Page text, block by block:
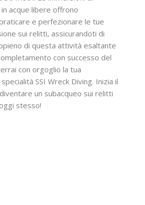
acque libere offrono
e perfezionare le tue
sui relitti, assicurandoti di
di questa attività esaltante
con successo del
con orgoglio la tua
SSI Wreck Diving. Inizia il
un subacqueo sui relitti
stesso!